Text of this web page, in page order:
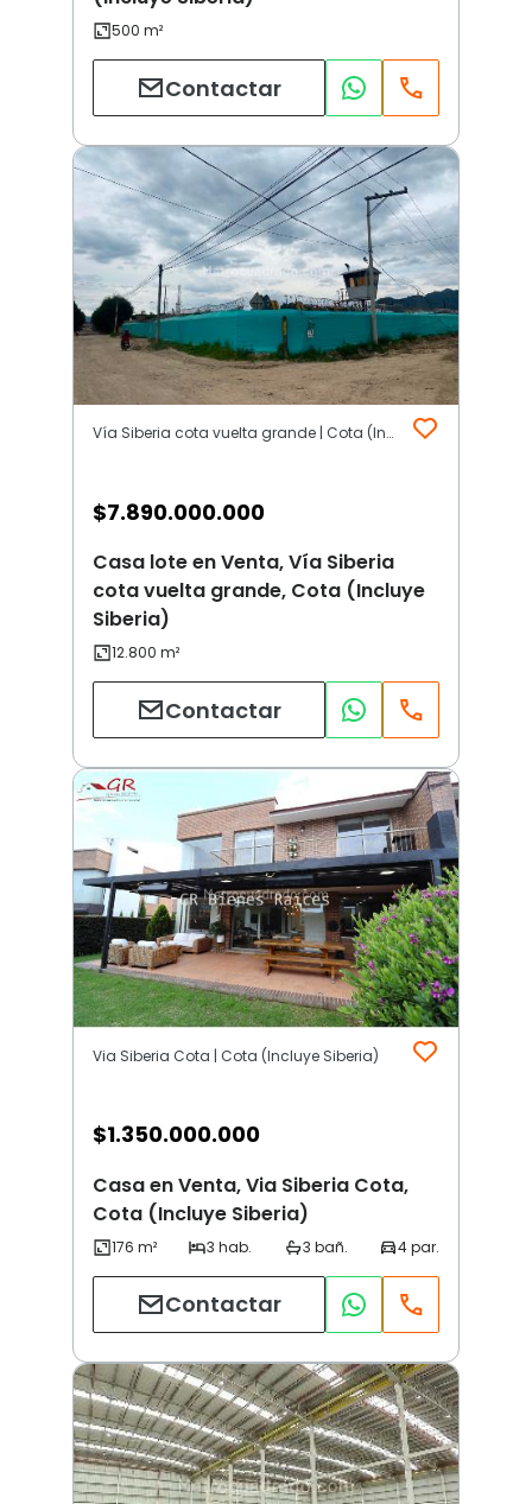
Contactar
Vía Siberia cota vuelta grande | Cota (Incluye Siberia)
$7.890.000.000
Casa lote en Venta, Vía Siberia
cota vuelta grande, Cota (Incluye
Siberia)
Contactar
Via Siberia Cota | Cota (Incluye Siberia)
$1.350.000.000
Casa en Venta, Via Siberia Cota,
Cota (Incluye Siberia)
Contactar